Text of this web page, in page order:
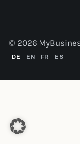
© 2026
DE EN FR ES